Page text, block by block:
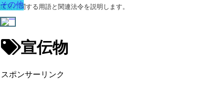
建築に関する用語と関連法令を説明します。
宣伝物
スポンサーリンク
その他